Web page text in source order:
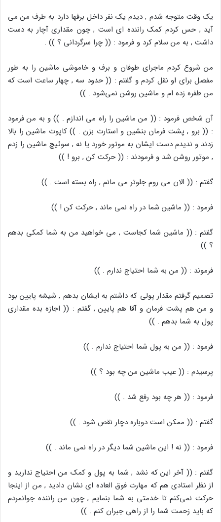
یک وقت متوجه شدم , دیدم یک نفر داخل برفها دارد به طرف من می
آید , حس کردم کمک راننده ای است , چون مقداری آچار به دست
داشت , به من سلام کرد و فرمود : (( چرا سرگردانی ؟ )) .
من شروع کردم ماجرای طوفان و برف و خاموشی ماشین را به طور
مفصل برای او نقل کردم و گفتم : (( حدود سه , چهار ساعت است که
من طفره زده ام و ماشین روشن نمی‌شود . ))
آن شخص فرمود : (( من ماشین را راه می اندازم . )) و به من فرمود
: (( برو , پشت فرمان بنشین و استارت بزن . )) کاپوت ماشین را بالا
زدند و ندیدم دست ایشان به موتور خورد یا نه , سوئیچ ماشین را زدم
, موتور روشن شد و فرمودند : (( حرکت کن , برو ! ))
گفتم : (( الان می روم جلوتر می مانم , راه بسته است . ))
فرمود : (( ماشین شما در راه نمی ماند , حرکت کن ! ))
گفتم : (( ماشین شما کجاست , می خواهید من به شما کمکی بدهم
؟ ))
فرموند : (( من به شما احتیاج ندارم . ))
تصمیم گرفتم مقدار پولی که داشتم به ایشان بدهم , شیشه پایین بود
و من هم پشت فرمان و آقا هم پایین , گفتم : (( اجازه بده مقداری
پول به شما بدهم . ))
فرمود : (( من به پول شما احتیاج ندارم . ))
پرسیدم : (( عیب ماشین من چه بود ؟ ))
فرمود : (( هر چه بود رفع شد . ))
گفتم : (( ممکن است دوباره دچار نقص شود . ))
فرمود : (( نه ! این ماشین شما دیگر در راه نمی ماند . ))
گفتم : (( آخر این که نشد , شما به پول و کمک من احتیاج ندارید و
از نظر استادی هم که مهارت فوق العاده ای نشان دادید , من از اینجا
حرکت نمی‌کنم تا خدمتی به شما بنمایم , چون من راننده جوانمردم
که باید زحمت شما را از راهی جبران کنم . ))